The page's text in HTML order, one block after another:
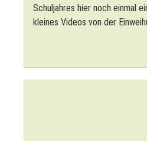
Schuljahres hier noch einmal
kleines Videos von der